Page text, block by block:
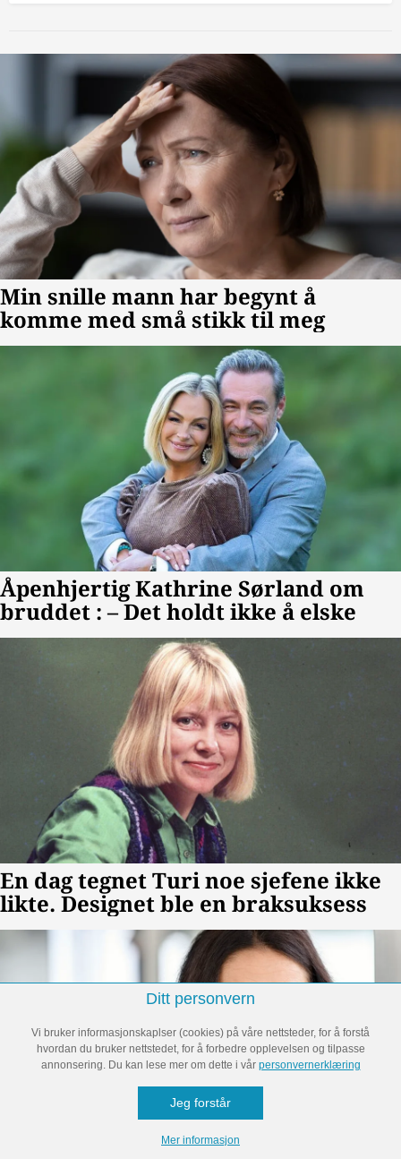
Ditt personvern
Vi bruker informasjonskaplser (cookies) på våre nettsteder, for å forstå
hvordan du bruker nettstedet, for å forbedre opplevelsen og tilpasse
annonsering. Du kan lese mer om dette i vår personvernerklæring
Jeg forstår
Mer informasjon